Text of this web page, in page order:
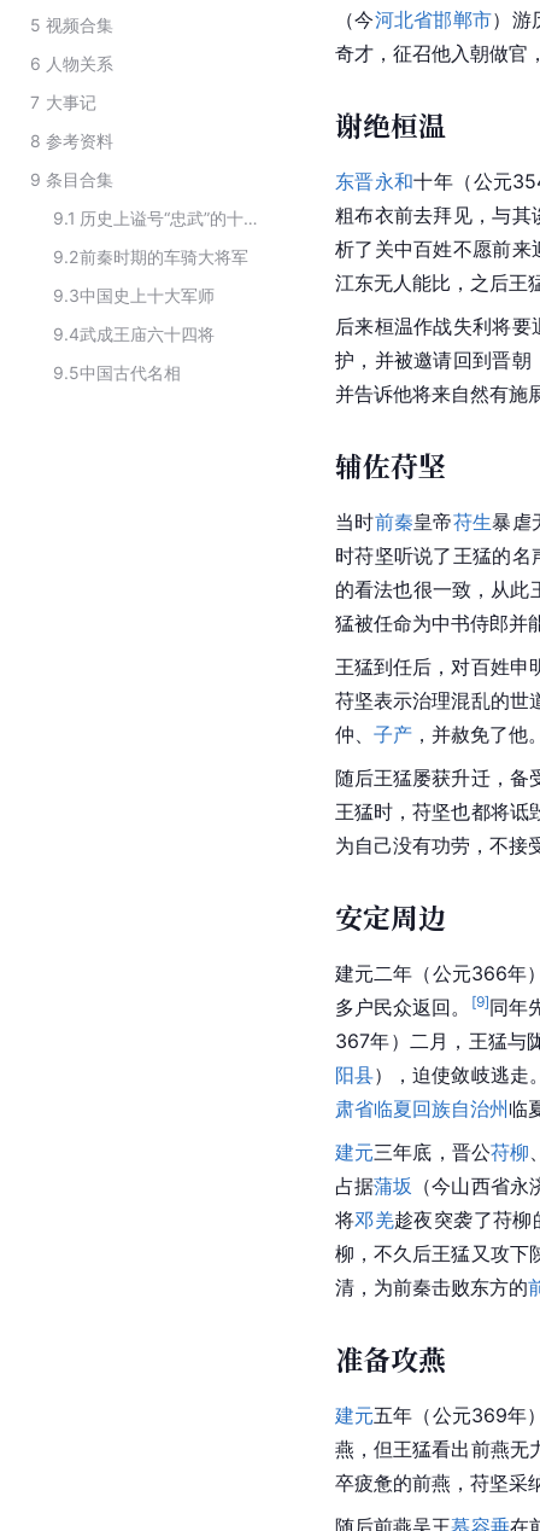
5 视频合集
6 人物关系
7 大事记
8 参考资料
9 条目合集
9.1
历史上谥号“忠武”的十大名将
9.2前秦时期的车骑大将军
9.3中国史上十大军师
9.4武成王庙六十四将
9.5中国古代名相
（今河北省邯郸市）游
奇才，征召他入朝做官
谢绝桓温
东晋永和十年（公元
粗布衣前去拜见，与其
析了 关中百姓不愿前来
江东无人能比，之后王
后来桓温作战失利将
护，并被邀请回到晋朝
并告诉他将来自然有施
辅佐苻坚
当时前秦皇帝苻生暴虐
时苻坚听说了王猛的名
的看法也很一致，从此
猛被任命为中书侍郎并
王猛到任后，对百姓申
苻坚表示治理混乱的世
仲、 子产 ，并赦免了他
随后王猛屡获升迁，备
王猛时，苻坚也都将诋
为自己没有功劳，不接
安定周边
建元二年（公元366年
多户民众返回。
[9]同年
367年）二月，王猛与
阳县），迫使敛岐逃走
肃省临夏回族自治州 临
建元三年底，晋公苻柳
占据蒲坂 （今山西省永
将邓羌趁夜突袭了苻
柳 ，不久后王猛又攻下
清，为前秦击败东方的
准备攻燕
建元五年（公元369年
燕，但王猛看出前燕无
卒疲惫的前燕，苻坚采